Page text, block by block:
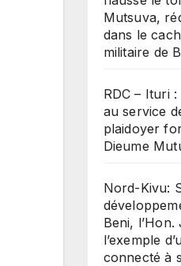
Mutsuva,
dans le
militaire de
RDC – Ituri
au service
plaidoyer
Dieume
Nord-Kivu:
Beni,
l’exemple
connecté à